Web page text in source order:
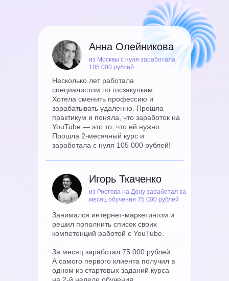
Анна Олейникова
из Москвы с нуля заработала
105 000 рублей
Несколько лет работала
специалистом по госзакупкам.
Хотела сменить профессию и
зарабатывать удаленно. Прошла
практикум и поняла, что заработок на
YouTube — это то, что ей нужно.
Прошла 2-месячный курс и
заработала с нуля 105 000 рублей!
Игорь Ткаченко
из Ростова на Дону заработал за
месяц обучения 75 000 рублей
Занимался интернет-маркетингом и
решил пополнить список своих
компетенций работой с YouTube.
За месяц заработал 75 000 рублей.
А самого первого клиента получил в
одном из стартовых заданий курса